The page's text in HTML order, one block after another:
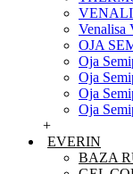
Venalisa
OJA
Oja
Oja
Oja
Oja
+
EVERIN
BAZA